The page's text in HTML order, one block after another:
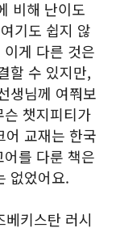
비해 난이도
기도 쉽지 않
게 다른 것은
할 수 있지만,
생님께 여쭤보
챗지피티가
어 교재는 한국
를 다룬 책은
없었어요.
키스탄 러시